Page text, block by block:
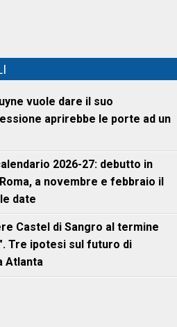
vuole dare il suo
aprirebbe le porte ad un
2026-27: debutto in
a novembre e febbraio il
date
Castel di Sangro al termine
Tre ipotesi sul futuro di
Atlanta